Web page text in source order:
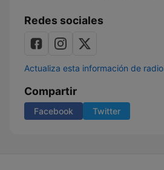
Redes sociales
Actualiza esta información de radio
Compartir
Facebook Twitter